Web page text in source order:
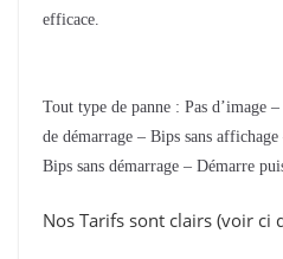
efficace.
Tout type de panne : Pas d’image
de démarrage – Bips sans
Bips sans démarrage – Démarre
Nos Tarifs sont clairs (voir ci